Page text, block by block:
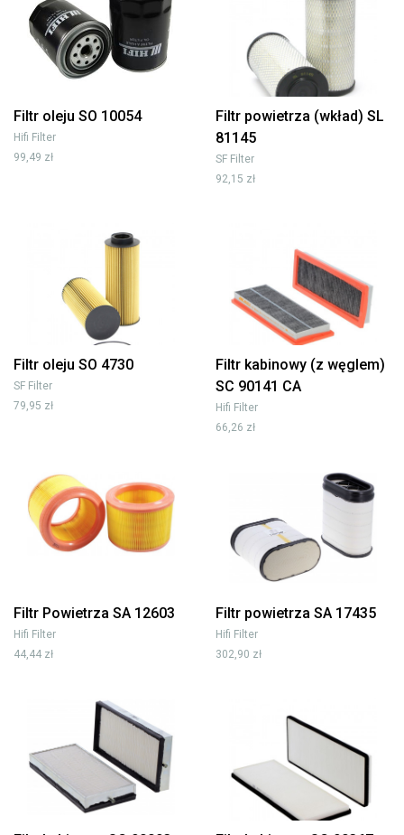
Filtr oleju SO 10054
Hifi Filter
99,49 zł
Filtr powietrza (wkład) SL
81145
SF Filter
92,15 zł
Filtr oleju SO 4730
SF Filter
79,95 zł
Filtr kabinowy (z węglem)
SC 90141 CA
Hifi Filter
66,26 zł
Filtr Powietrza SA 12603
Hifi Filter
44,44 zł
Filtr powietrza SA 17435
Hifi Filter
302,90 zł